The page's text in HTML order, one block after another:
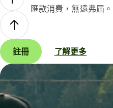
匯款消費，無遠弗屆。
註冊 了解更多